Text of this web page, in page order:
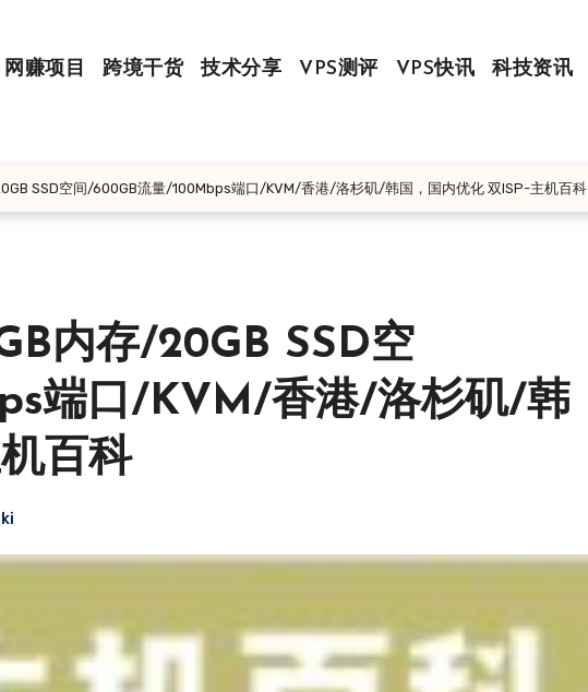
网赚项目 跨境干货 技术分享 VPS测评 VPS快讯 科技资讯
SSD空间/600GB流量/100Mbps端口/KVM/香港/洛杉矶/韩国，国内优化 双ISP-主机百科
内存/20GB SSD空
端口/KVM/香港/洛杉矶/韩
百科